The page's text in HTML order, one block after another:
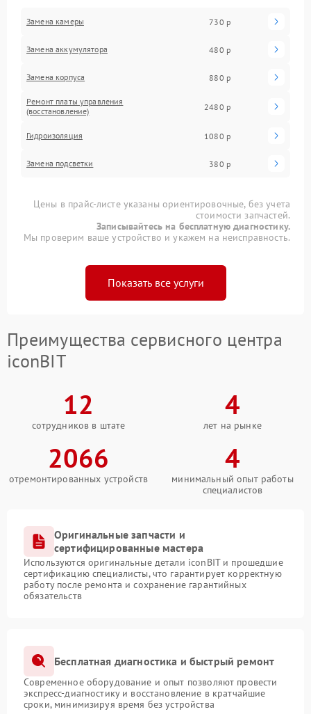
Замена камеры 730 р
Замена аккумулятора 480 р
Замена корпуса 880 р
Ремонт платы управления
(восстановление)
2480 р
Гидроизоляция 1080 р
Замена подсветки 380 р
Цены в прайс-листе указаны ориентировочные, без учета
стоимости запчастей.
Записывайтесь на бесплатную диагностику.
Мы проверим ваше устройство и укажем на неисправность.
Показать все услуги
Преимущества сервисного центра
iconBIT
12
сотрудников в штате
4
лет на рынке
2066
отремонтированных устройств
4
минимальный опыт работы
специалистов
Оригинальные запчасти и
сертифицированные мастера
Используются оригинальные детали iconBIT и прошедшие
сертификацию специалисты, что гарантирует корректную
работу после ремонта и сохранение гарантийных
обязательств
Бесплатная диагностика и быстрый ремонт
Современное оборудование и опыт позволяют провести
экспресс-диагностику и восстановление в кратчайшие
сроки, минимизируя время без устройства